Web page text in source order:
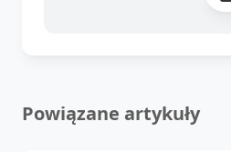
Powiązane artykuły